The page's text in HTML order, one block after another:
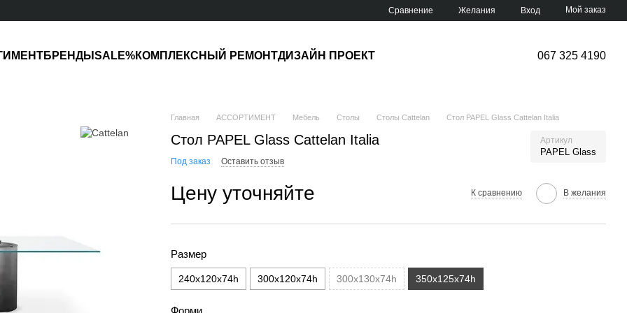
Сравнение Желания Вход Мой заказ
БРЕНДЫ SALE%КОМПЛЕКСНЫЙ РЕМОНТДИЗАЙН ПРОЕКТ 067 325 4190
Главная АССОРТИМЕНТ Мебель Столы Столы Cattelan Стол PAPEL Glass Cattelan Italia
Стол PAPEL Glass Cattelan Italia Артикул
PAPEL Glass
Под заказ Оставить отзыв
Цену уточняйте К сравнению В желания
Размер
240x120x74h 300x120x74h 300x130x74h 350x125x74h
Форми